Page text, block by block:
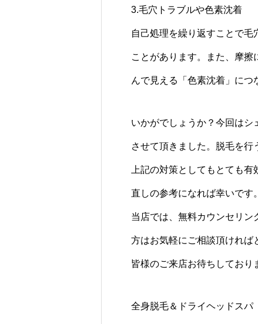
3.毛穴トラブルや色素沈着
自己処理を繰り返すことで
ことがあります。また、摩
んで見える「色素沈着」につ
いかがでしょうか？今回はシ
させて頂きました。脱毛を行
上記の対策としてもとても
直しの参考になれば幸いです。
当店では、無料カウンセリン
方はお気軽にご相談頂ければ
皆様のご来店お待ちしており
全身脱毛＆ドライヘッドスパ